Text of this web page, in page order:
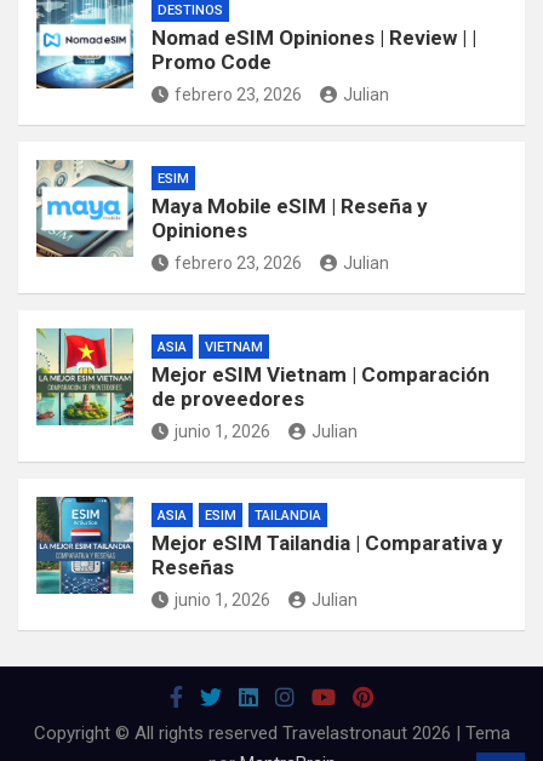
DESTINOS
Nomad eSIM Opiniones | Review | |
Promo Code
febrero 23, 2026 Julian
ESIM
Maya Mobile eSIM | Reseña y
Opiniones
febrero 23, 2026 Julian
ASIA VIETNAM
Mejor eSIM Vietnam | Comparación
de proveedores
junio 1, 2026 Julian
ASIA ESIM TAILANDIA
Mejor eSIM Tailandia | Comparativa y
Reseñas
junio 1, 2026 Julian
Copyright © All rights reserved Travelastronaut 2026 | Tema